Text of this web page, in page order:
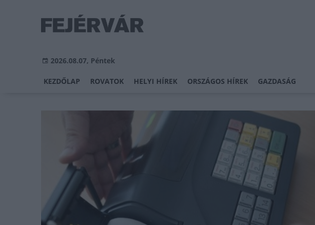
2026.08.07, Péntek
KEZDŐLAP ROVATOK HELYI HÍREK ORSZÁGOS HÍREK GAZDASÁG